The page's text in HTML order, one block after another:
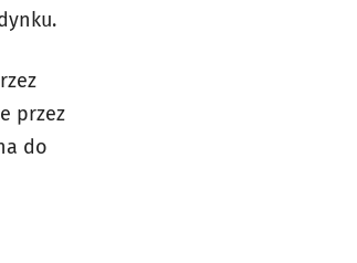
przez
do